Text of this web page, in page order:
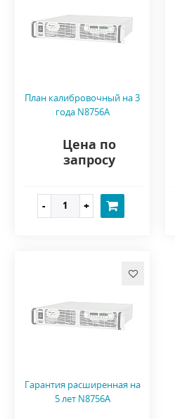
План калибровочный на 3
года N8756A
Цена по
запросу
Гарантия расширенная на
5 лет N8756A